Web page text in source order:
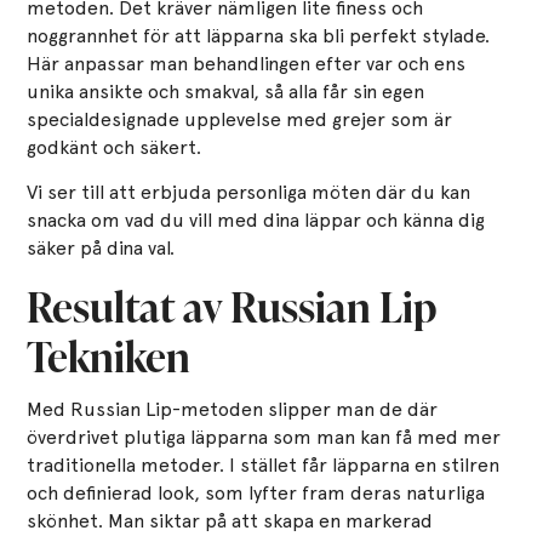
metoden. Det kräver nämligen lite finess och
noggrannhet för att läpparna ska bli perfekt stylade.
Här anpassar man behandlingen efter var och ens
unika ansikte och smakval, så alla får sin egen
specialdesignade upplevelse med grejer som är
godkänt och säkert.
Vi ser till att erbjuda personliga möten där du kan
snacka om vad du vill med dina läppar och känna dig
säker på dina val.
Resultat av Russian Lip
Tekniken
Med Russian Lip-metoden slipper man de där
överdrivet plutiga läpparna som man kan få med mer
traditionella metoder. I stället får läpparna en stilren
och definierad look, som lyfter fram deras naturliga
skönhet. Man siktar på att skapa en markerad